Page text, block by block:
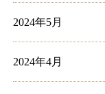
2024年5月
2024年4月